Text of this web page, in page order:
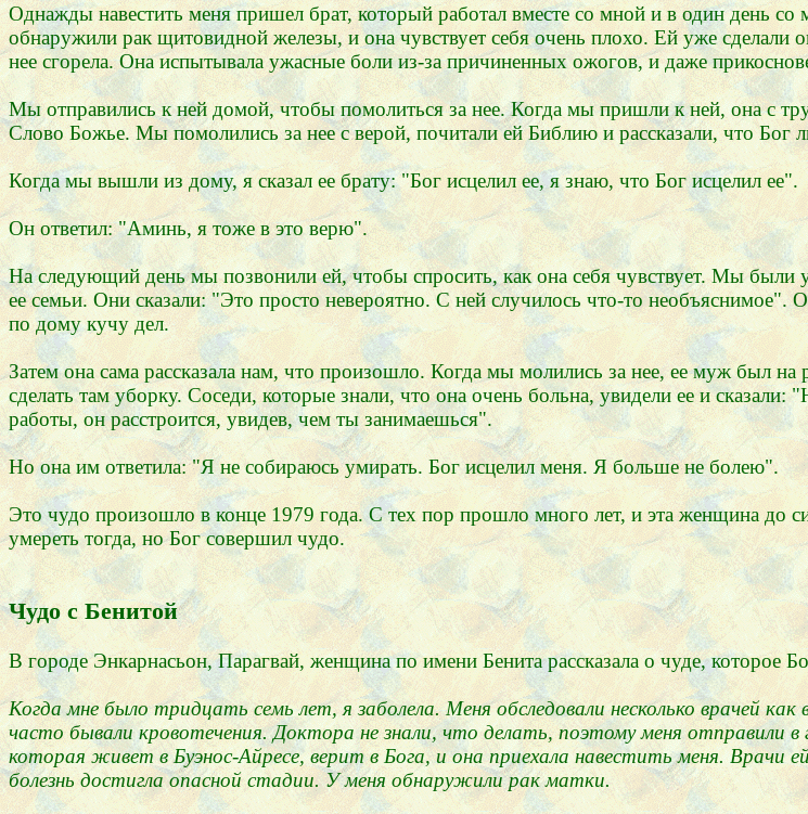
Однажды навестить меня пришел брат, который работал вместе со мной и в один день
обнаружили рак щитовидной железы, и она чувствует себя очень плохо. Ей уже сделали
нее сгорела. Она испытывала ужасные боли из-за причиненных ожогов, и даже
Мы отправились к ней домой, чтобы помолиться за нее. Когда мы пришли к ней, она с
Слово Божье. Мы помолились за нее с верой, почитали ей Библию и рассказали, что Бог
Когда мы вышли из дому, я сказал ее брату: "Бог исцелил ее, я знаю, что Бог исцелил ее".
Он ответил: "Аминь, я тоже в это верю".
На следующий день мы позвонили ей, чтобы спросить, как она себя чувствует. Мы были
ее семьи. Они сказали: "Это просто невероятно. С ней случилось что-то необъяснимое".
по дому кучу дел.
Затем она сама рассказала нам, что произошло. Когда мы молились за нее, ее муж был
сделать там уборку. Соседи, которые знали, что она очень больна, увидели ее и
работы, он расстроится, увидев, чем ты занимаешься".
Но она им ответила: "Я не собираюсь умирать. Бог исцелил меня. Я больше не болею".
Это чудо произошло в конце 1979 года. С тех пор прошло много лет, и эта женщина до
умереть тогда, но Бог совершил чудо.
Чудо с Бенитой
В городе Энкарнасьон, Парагвай, женщина по имени Бенита рассказала о чуде, которое
Когда мне было тридцать семь лет, я заболела. Меня обследовали несколько врачей
часто бывали кровотечения. Доктора не знали, что делать, поэтому меня отправили
которая живет в Буэнос-Айресе, верит в Бога, и она приехала навестить меня. Врачи
болезнь достигла опасной стадии. У меня обнаружили рак матки.